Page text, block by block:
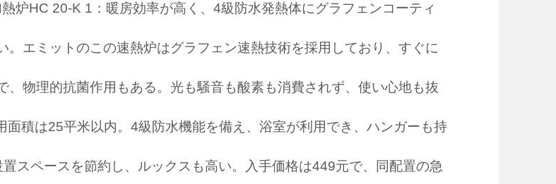
炉HC 20-K 1：暖房効率が高く、4級防水発熱体にグラフェンコーティ
エミットのこの速熱炉はグラフェン速熱技術を採用しており、すぐに
物理的抗菌作用もある。光も騒音も酸素も消費されず、使い心地も抜
積は25平米以内。4級防水機能を備え、浴室が利用でき、ハンガーも持
スペースを節約し、ルックスも高い。入手価格は449元で、同配置の急